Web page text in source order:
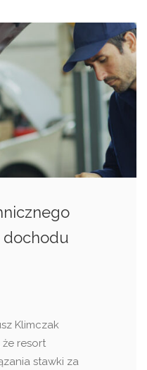
dochodu
Klimczak
że resort
stawki za